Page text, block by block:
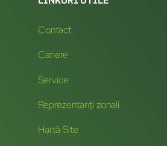
Contact
Cariere
Service
Reprezentanți zonali
Hartă Site